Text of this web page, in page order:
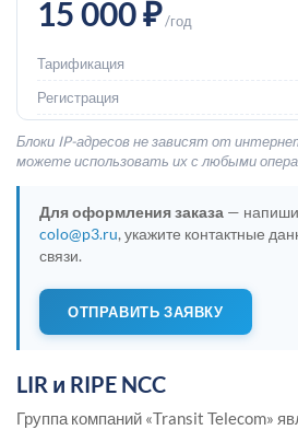
15 000 ₽/год
Тарификация
Регистрация
Блоки IP-адресов не зависят от
можете использовать их с любыми
Для оформления заказа —
colo@p3.ru, укажите контактные
связи.
ОТПРАВИТЬ ЗАЯВКУ
LIR и RIPE NCC
Группа компаний «Transit Telecom»